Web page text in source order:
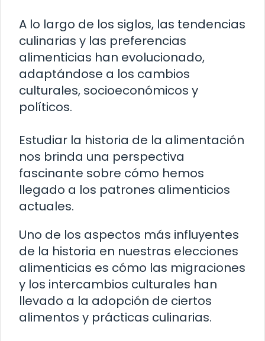
A lo largo de los siglos, las tendencias
culinarias y las preferencias
alimenticias han evolucionado,
adaptándose a los cambios
culturales, socioeconómicos y
políticos.
Estudiar la historia de la alimentación
nos brinda una perspectiva
fascinante sobre cómo hemos
llegado a los patrones alimenticios
actuales.
Uno de los aspectos más influyentes
de la historia en nuestras elecciones
alimenticias es cómo las migraciones
y los intercambios culturales han
llevado a la adopción de ciertos
alimentos y prácticas culinarias.